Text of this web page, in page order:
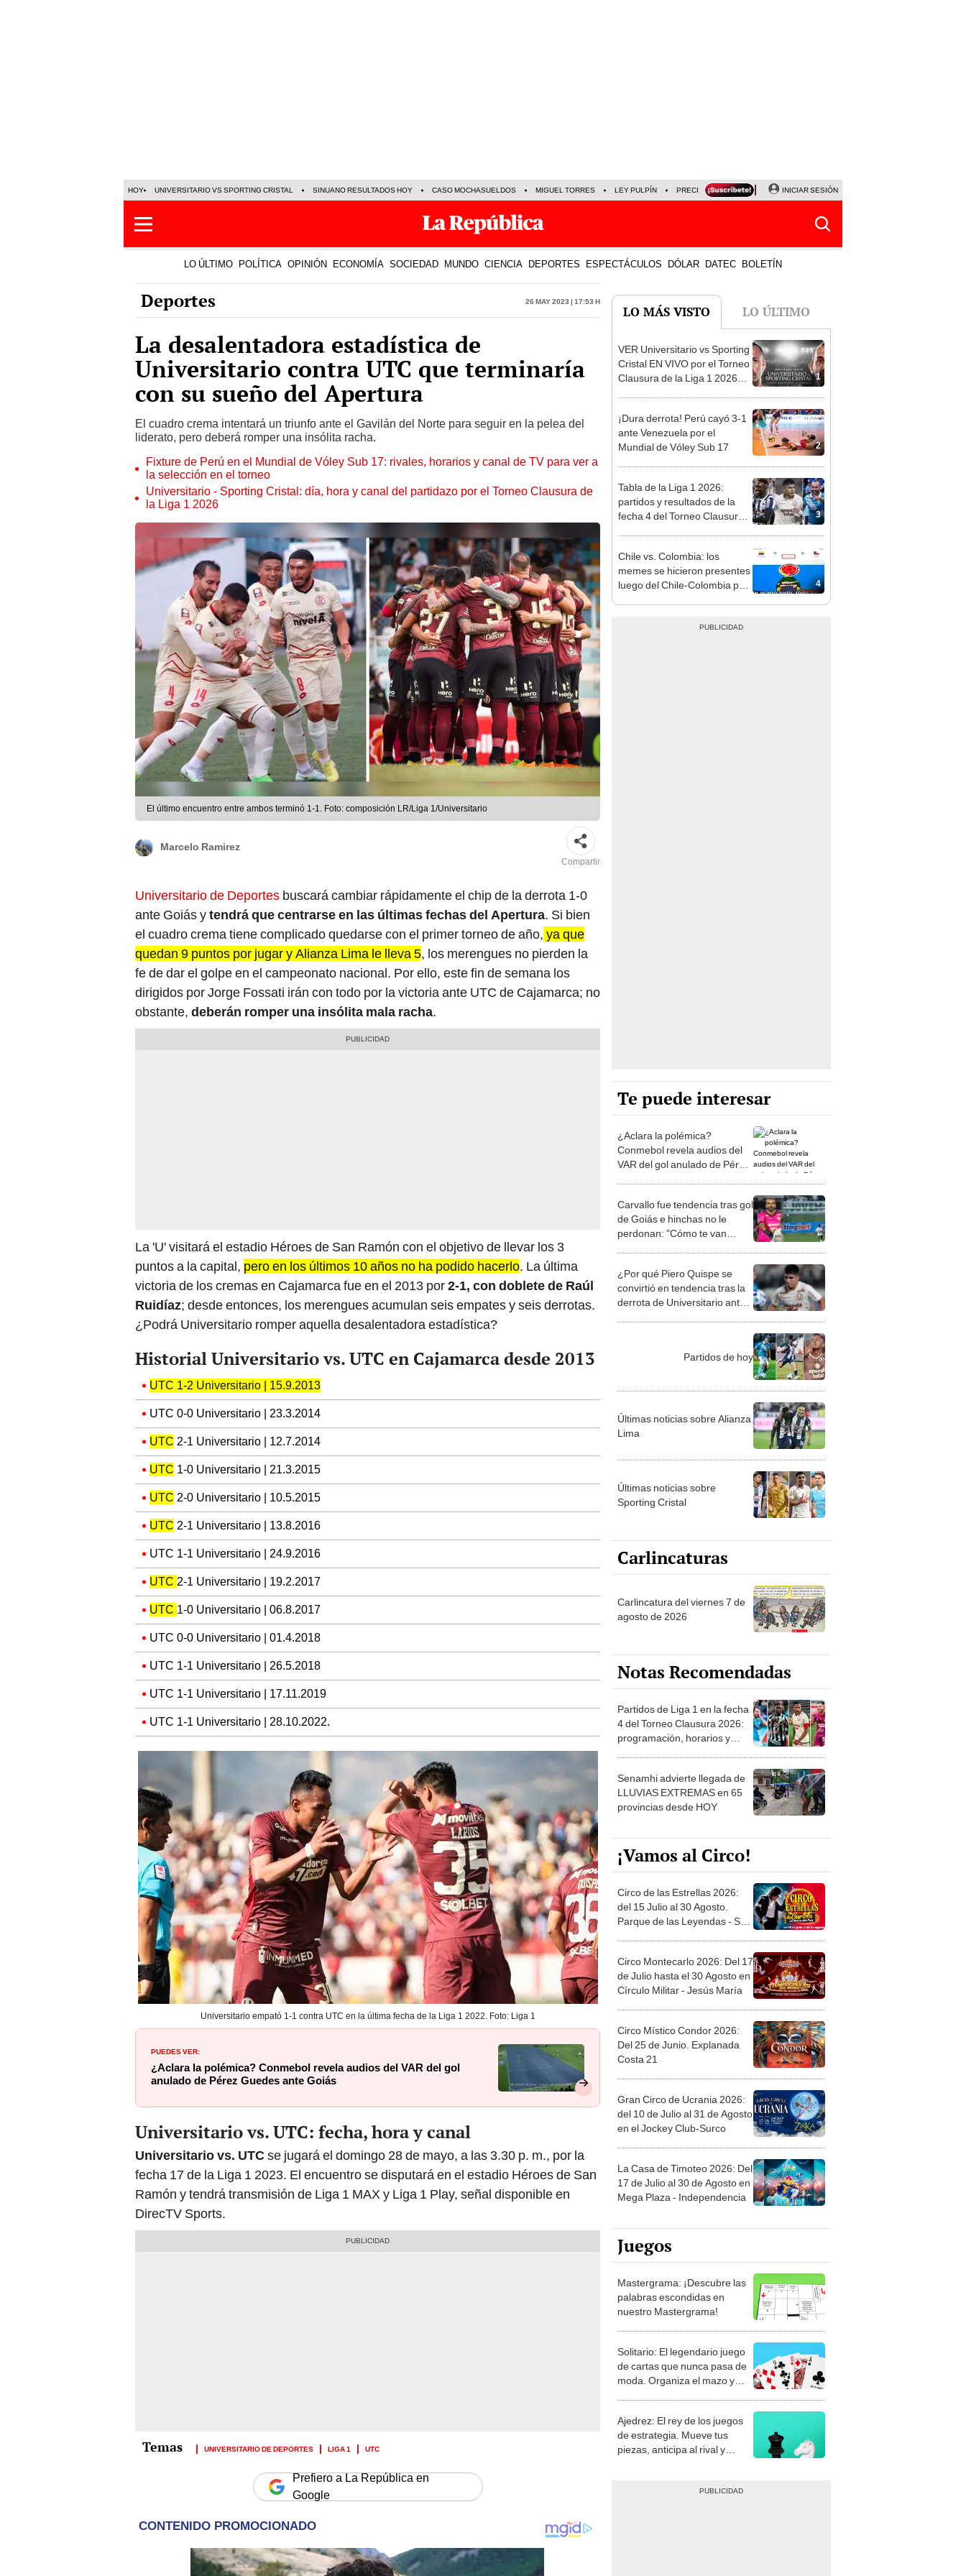
HOY UNIVERSITARIO VS SPORTING CRISTAL SINUANO RESULTADOS HOY CASO MOCHASUELDOS MIGUEL TORRES LEY PULPÍN PRECIO DEL DÓLAR CORTE DE LUZ VIERNES 7 DE AGOSTO
INICIAR SESIÓN
LO ÚLTIMO POLÍTICA OPINIÓN ECONOMÍA SOCIEDAD MUNDO CIENCIA DEPORTES ESPECTÁCULOS DÓLAR DATEC BOLETÍN
Deportes 26 May 2023 | 17:53 h
La desalentadora estadística de
Universitario contra UTC que terminaría
con su sueño del Apertura
El cuadro crema intentará un triunfo ante el Gavilán del Norte para seguir en la pelea del
liderato, pero deberá romper una insólita racha.
Fixture de Perú en el Mundial de Vóley Sub 17: rivales, horarios y canal de TV para ver a
la selección en el torneo
Universitario - Sporting Cristal: día, hora y canal del partidazo por el Torneo Clausura de
la Liga 1 2026
El último encuentro entre ambos terminó 1-1. Foto: composición LR/Liga 1/Universitario
Marcelo Ramirez
Compartir
Universitario de Deportes buscará cambiar rápidamente el chip de la derrota 1-0
ante Goiás ytendrá que centrarse en las últimas fechas del Apertura. Si bien
el cuadro crema tiene complicado quedarse con el primer torneo de año, ya que
quedan 9 puntos por jugar y Alianza Lima le lleva 5, los merengues no pierden la
fe de dar el golpe en el campeonato nacional. Por ello, este fin de semana los
dirigidos por Jorge Fossati irán con todo por la victoria ante UTC de Cajamarca; no
obstante, deberán romper una insólita mala racha.
La 'U' visitará el estadio Héroes de San Ramón con el objetivo de llevar los 3
puntos a la capital, pero en los últimos 10 años no ha podido hacerlo. La última
victoria de los cremas en Cajamarca fue en el 2013 por2-1, con doblete de Raúl
Ruidíaz; desde entonces, los merengues acumulan seis empates y seis derrotas.
¿Podrá Universitario romper aquella desalentadora estadística?
Historial Universitario vs. UTC en Cajamarca desde 2013
UTC 1-2 Universitario | 15.9.2013
UTC 0-0 Universitario | 23.3.2014
UTC 2-1 Universitario | 12.7.2014
UTC 1-0 Universitario | 21.3.2015
UTC 2-0 Universitario | 10.5.2015
UTC 2-1 Universitario | 13.8.2016
UTC 1-1 Universitario | 24.9.2016
UTC 2-1 Universitario | 19.2.2017
UTC 1-0 Universitario | 06.8.2017
UTC 0-0 Universitario | 01.4.2018
UTC 1-1 Universitario | 26.5.2018
UTC 1-1 Universitario | 17.11.2019
UTC 1-1 Universitario | 28.10.2022.
Universitario empató 1-1 contra UTC en la última fecha de la Liga 1 2022. Foto: Liga 1
PUEDES VER:
¿Aclara la polémica? Conmebol revela audios del VAR del gol
anulado de Pérez Guedes ante Goiás
Universitario vs. UTC: fecha, hora y canal
Universitario vs. UTCse jugará el domingo 28 de mayo, a las 3.30 p. m., por la
fecha 17 de la Liga 1 2023. El encuentro se disputará en el estadio Héroes de San
Ramón y tendrá transmisión de Liga 1 MAX y Liga 1 Play, señal disponible en
DirecTV Sports.
UNIVERSITARIO DE DEPORTES LIGA 1 UTC
Prefiero a La República en
Google
LO MÁS VISTO LO ÚLTIMO
1
VER Universitario vs Sporting
Cristal EN VIVO por el Torneo
Clausura de la Liga 1 2026
2
¡Dura derrota! Perú cayó 3-1
ante Venezuela por el
Mundial de Vóley Sub 17
3
Tabla de la Liga 1 2026:
partidos y resultados de la
fecha 4 del Torneo Clausura y
4
Chile vs. Colombia: los
memes se hicieron presentes
luego del Chile-Colombia por
Te puede interesar
¿Aclara la polémica?
Conmebol revela audios del
VAR del gol anulado de Pérez
Carvallo fue tendencia tras gol
de Goiás e hinchas no le
perdonan: "Cómo te van
¿Por qué Piero Quispe se
convirtió en tendencia tras la
derrota de Universitario ante
Partidos de hoy
Últimas noticias sobre Alianza
Lima
Últimas noticias sobre
Sporting Cristal
Carlincaturas
Carlincatura del viernes 7 de
agosto de 2026
Notas Recomendadas
Partidos de Liga 1 en la fecha
4 del Torneo Clausura 2026:
programación, horarios y
Senamhi advierte llegada de
LLUVIAS EXTREMAS en 65
provincias desde HOY
¡Vamos al Circo!
Circo de las Estrellas 2026:
del 15 Julio al 30 Agosto.
Parque de las Leyendas - San
Circo Montecarlo 2026: Del 17
de Julio hasta el 30 Agosto en
Círculo Militar - Jesús María
Circo Místico Condor 2026:
Del 25 de Junio. Explanada
Costa 21
Gran Circo de Ucrania 2026:
del 10 de Julio al 31 de Agosto
en el Jockey Club-Surco
La Casa de Timoteo 2026: Del
17 de Julio al 30 de Agosto en
Mega Plaza - Independencia
Juegos
Mastergrama: ¡Descubre las
palabras escondidas en
nuestro Mastergrama!
Solitario: El legendario juego
de cartas que nunca pasa de
moda. Organiza el mazo y
Ajedrez: El rey de los juegos
de estrategia. Mueve tus
piezas, anticipa al rival y